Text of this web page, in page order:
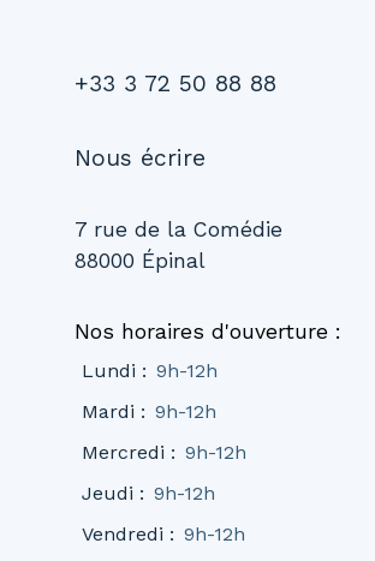
+33 3 72 50 88 88
Nous écrire
7 rue de la Comédie
88000 Épinal
Nos horaires d'ouverture :
Lundi : 9h-12h
Mardi : 9h-12h
Mercredi : 9h-12h
Jeudi : 9h-12h
Vendredi : 9h-12h